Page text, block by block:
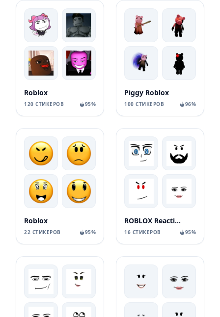
Roblox
120 СТИКЕРОВ 95%
Piggy Roblox
100 СТИКЕРОВ 96%
Roblox
22 СТИКЕРОВ 95%
ROBLOX Reactions
16 СТИКЕРОВ 95%